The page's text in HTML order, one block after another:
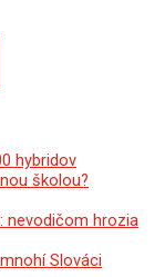
hybridov
školou?
nevodičom hrozia
Slováci